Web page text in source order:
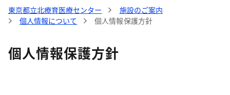
東京都立北療育医療センター
施設のご案内
個人情報について
個人情報保護方針
個人情報保護方針